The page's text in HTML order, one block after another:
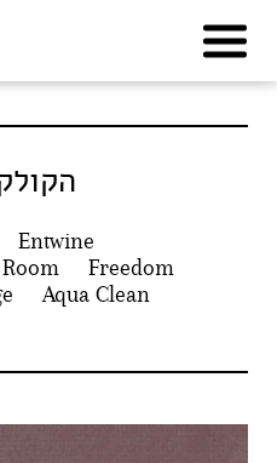
content
Entwine
Freedom
Aqua Clean